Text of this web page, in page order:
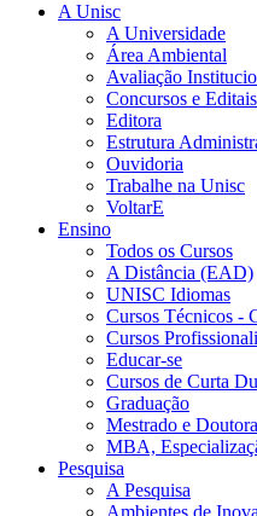
A Unisc
A Universidade
Área Ambiental
Avaliação
Concursos e Editais
Editora
Estrutura
Ouvidoria
Trabalhe na Unisc
VoltarE
Ensino
Todos os Cursos
A Distância (EAD)
UNISC Idiomas
Cursos Técnicos -
Cursos
Educar-se
Cursos de Curta
Graduação
Mestrado e
MBA,
Pesquisa
A Pesquisa
Ambientes de